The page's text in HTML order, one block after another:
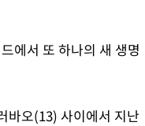
에서 또 하나의 새 생명
바오(13) 사이에서 지난